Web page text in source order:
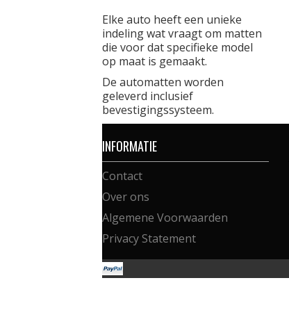
Elke auto heeft een unieke
indeling wat vraagt om matten
die voor dat specifieke model
op maat is gemaakt.
De automatten worden
geleverd inclusief
bevestigingssysteem.
INFORMATIE
Contact
Over ons
Algemene Voorwaarden
Privacy Statement